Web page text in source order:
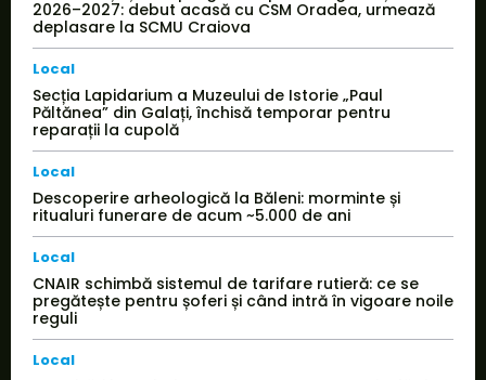
2026–2027: debut acasă cu CSM Oradea, urmează
deplasare la SCMU Craiova
Local
Secția Lapidarium a Muzeului de Istorie „Paul
Păltănea” din Galați, închisă temporar pentru
reparații la cupolă
Local
Descoperire arheologică la Băleni: morminte și
ritualuri funerare de acum ~5.000 de ani
Local
CNAIR schimbă sistemul de tarifare rutieră: ce se
pregătește pentru șoferi și când intră în vigoare noile
reguli
Local